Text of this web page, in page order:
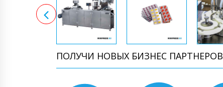
ПОЛУЧИ НОВЫХ БИЗНЕС ПАРТНЕРОВ